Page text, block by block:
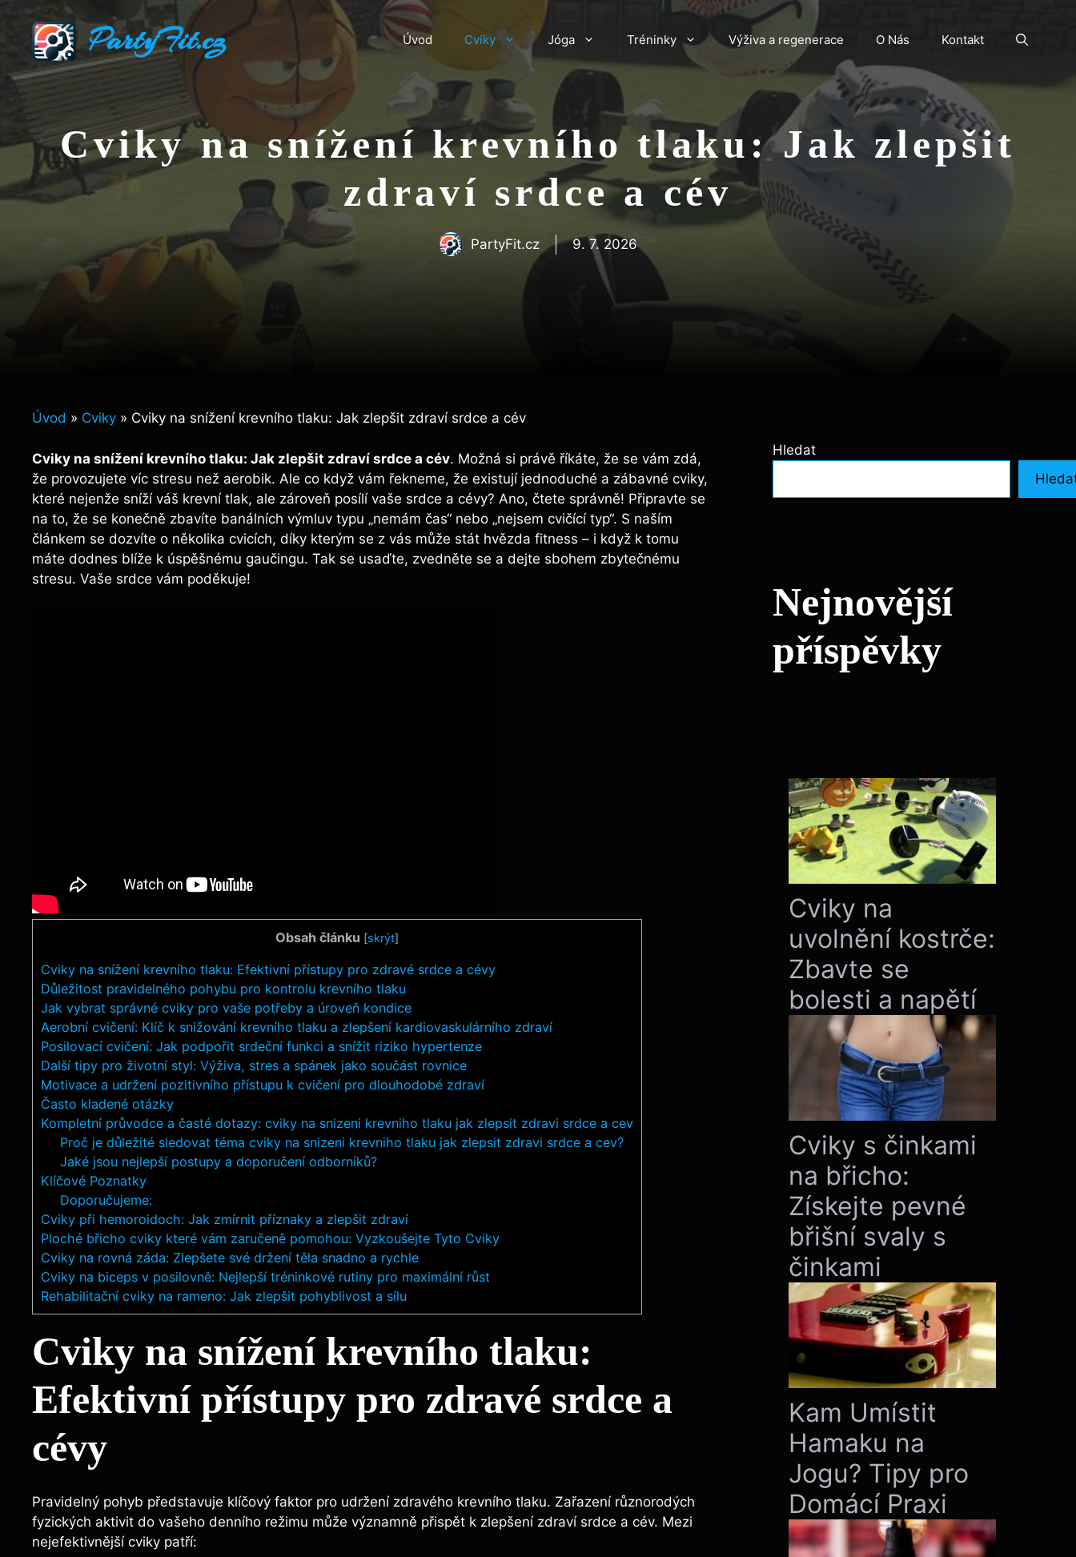
obsah
PartyFit.cz Úvod Cviky Jóga Tréninky Výživa a regenerace O Nás Kontakt
Cviky na snížení krevního tlaku: Jak zlepšit
zdraví srdce a cév
PartyFit.cz 9. 7. 2026
Úvod » Cviky » Cviky na snížení krevního tlaku: Jak zlepšit zdraví srdce a cév
Cviky na snížení krevního tlaku: Jak zlepšit zdraví srdce a cév. Možná si právě říkáte, že se vám zdá,
že provozujete víc stresu než aerobik. Ale co když vám řekneme, že existují jednoduché a zábavné cviky,
které nejenže sníží váš krevní tlak, ale zároveň posílí vaše srdce a cévy? Ano, čtete správně! Připravte se
na to, že se konečně zbavíte banálních výmluv typu „nemám čas“ nebo „nejsem cvičící typ“. S naším
článkem se dozvíte o několika cvicích, díky kterým se z vás může stát hvězda fitness – i když k tomu
máte dodnes blíže k úspěšnému gaučingu. Tak se usaďte, zvedněte se a dejte sbohem zbytečnému
stresu. Vaše srdce vám poděkuje!
Obsah článku [skrýt]
Cviky na snížení krevního tlaku: Efektivní přístupy pro zdravé srdce a cévy
Důležitost pravidelného pohybu pro kontrolu krevního tlaku
Jak vybrat správné cviky pro vaše potřeby a úroveň kondice
Aerobní cvičení: Klíč k snižování krevního tlaku a zlepšení kardiovaskulárního zdraví
Posilovací cvičení: Jak podpořit srdeční funkci a snížit riziko hypertenze
Další tipy pro životní styl: Výživa, stres a spánek jako součást rovnice
Motivace a udržení pozitivního přístupu k cvičení pro dlouhodobé zdraví
Často kladené otázky
Kompletní průvodce a časté dotazy: cviky na snizeni krevniho tlaku jak zlepsit zdravi srdce a cev
Proč je důležité sledovat téma cviky na snizeni krevniho tlaku jak zlepsit zdravi srdce a cev?
Jaké jsou nejlepší postupy a doporučení odborníků?
Klíčové Poznatky
Doporučujeme:
Cviky při hemoroidoch: Jak zmírnit příznaky a zlepšit zdraví
Ploché břicho cviky které vám zaručeně pomohou: Vyzkoušejte Tyto Cviky
Cviky na rovná záda: Zlepšete své držení těla snadno a rychle
Cviky na biceps v posilovně: Nejlepší tréninkové rutiny pro maximální růst
Rehabilitační cviky na rameno: Jak zlepšit pohyblivost a sílu
Cviky na snížení krevního tlaku:
Efektivní přístupy pro zdravé srdce a
cévy
Pravidelný pohyb představuje klíčový faktor pro udržení zdravého krevního tlaku. Zařazení různorodých
fyzických aktivit do vašeho denního režimu může významně přispět k zlepšení zdraví srdce a cév. Mezi
nejefektivnější cviky patří:
Hledat
Nejnovější
příspěvky
Cviky na
uvolnění kostrče:
Zbavte se
bolesti a napětí
Cviky s činkami
na břicho:
Získejte pevné
břišní svaly s
činkami
Kam Umístit
Hamaku na
Jogu? Tipy pro
Domácí Praxi